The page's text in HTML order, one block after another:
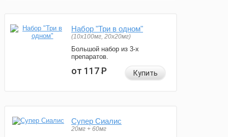
Набор "Три в одном"
(10x100мг, 20x20мг)
Большой набор из 3-х
препаратов.
от 117Р Купить
Супер Сиалис
20мг + 60мг